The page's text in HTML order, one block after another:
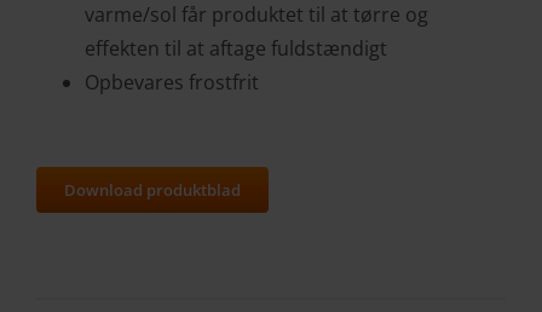
varme/sol får produktet til at tørre og
effekten til at aftage fuldstændigt
Opbevares frostfrit
Download produktblad